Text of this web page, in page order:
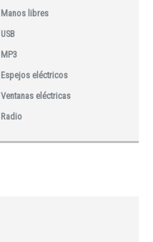
Manos libres
USB
MP3
Espejos eléctricos
Ventanas eléctricas
Radio